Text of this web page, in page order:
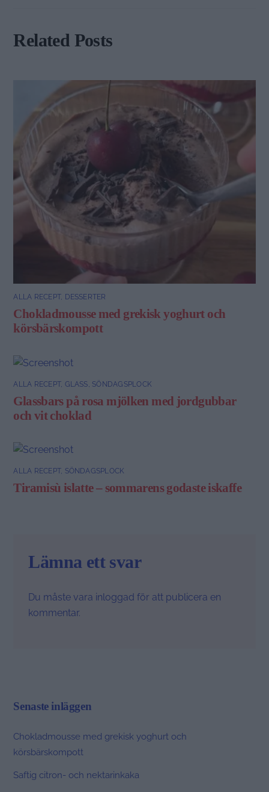
Related Posts
ALLA RECEPT, DESSERTER
Chokladmousse med grekisk yoghurt och
körsbärskompott
ALLA RECEPT, GLASS SÖNDAGSPLOCK
Glassbars på rosa mjölken med jordgubbar
och vit choklad
ALLA RECEPT, SÖNDAGSPLOCK
Tiramisù islatte – sommarens godaste iskaffe
Lämna ett svar
Du måste vara inloggad för att publicera en
kommentar.
Senaste inläggen
Chokladmousse med grekisk yoghurt och
körsbärskompott
Saftig citron- och nektarinkaka